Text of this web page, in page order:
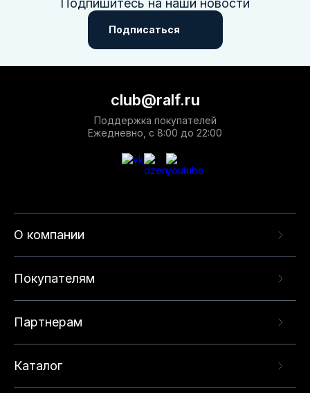
Подпишитесь на наши новости
Подписаться
О компании
Покупателям
Партнерам
Каталог
club@ralf.ru
Поддержка покупателей
Ежедневно, с 8:00 до 22:00